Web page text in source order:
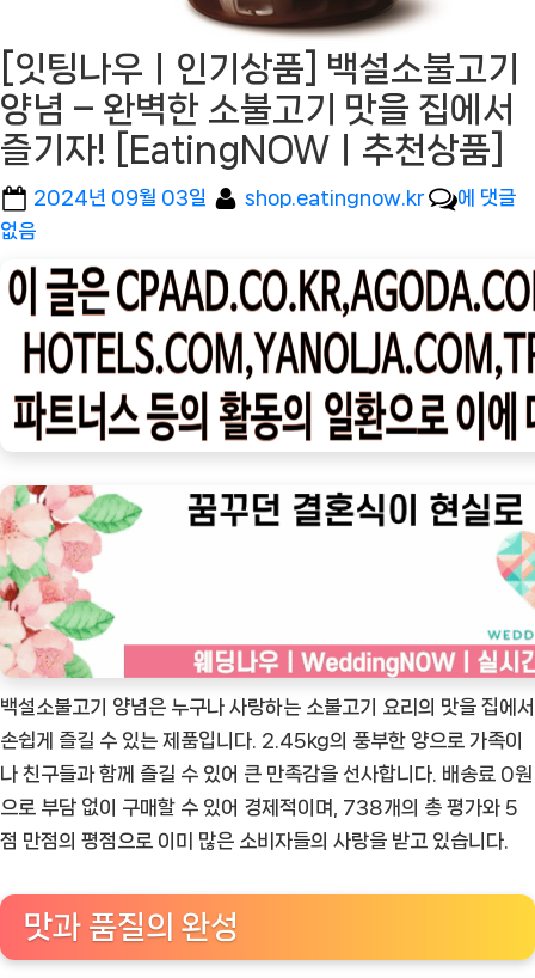
[잇팅나우ㅣ인기상품] 백설소불고기
양념 – 완벽한 소불고기 맛을 집에서
즐기자! [EatingNOWㅣ추천상품]
Posted
on
2024년 09월 03일 By
shop.eatingnow.kr
[잇
우
ㅣ
인
기
상
백
설
양
념
–
완
벽
소
고
에 댓글
없음
백설소불고기 양념은 누구나 사랑하는 소불고기 요리의 맛을 집에서
손쉽게 즐길 수 있는 제품입니다. 2.45kg의 풍부한 양으로 가족이
나 친구들과 함께 즐길 수 있어 큰 만족감을 선사합니다. 배송료 0원
으로 부담 없이 구매할 수 있어 경제적이며, 738개의 총 평가와 5
점 만점의 평점으로 이미 많은 소비자들의 사랑을 받고 있습니다.
맛과 품질의 완성